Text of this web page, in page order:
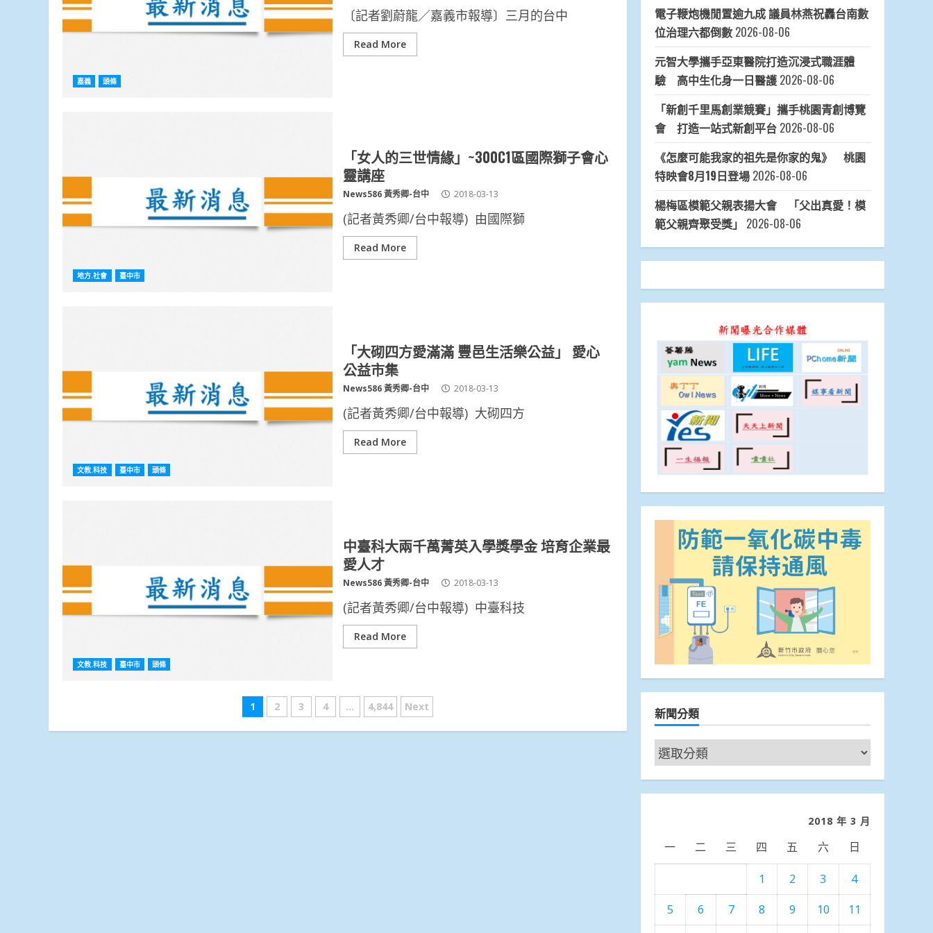
嘉義 頭條
〔記者劉蔚龍／嘉義市報導〕三月的台中
Read More
地方.社會 臺中市
「女人的三世情緣」~300C1區國際獅子會心
靈講座
News586 黃秀卿-台中 2018-03-13
(記者黃秀卿/台中報導) 由國際獅
Read More
文教.科技 臺中市 頭條
「大砌四方愛滿滿 豐邑生活樂公益」 愛心
公益市集
News586 黃秀卿-台中 2018-03-13
(記者黃秀卿/台中報導) 大砌四方
Read More
文教.科技 臺中市 頭條
中臺科大兩千萬菁英入學獎學金 培育企業最
愛人才
News586 黃秀卿-台中 2018-03-13
(記者黃秀卿/台中報導) 中臺科技
Read More
文
章
1 2 3 4 ... 4,844 Next
電子鞭炮機閒置逾九成 議員林燕祝轟台南數
位治理六都倒數 2026-08-06
元智大學攜手亞東醫院打造沉浸式職涯體
驗 高中生化身一日醫護 2026-08-06
「新創千里馬創業競賽」攜手桃園青創博覽
會 打造一站式新創平台 2026-08-06
《怎麼可能我家的祖先是你家的鬼》 桃園
特映會8月19日登場 2026-08-06
楊梅區模範父親表揚大會 「父出真愛！模
範父親齊聚受獎」 2026-08-06
新聞分類
新
聞
分
2018 年 3 月
一 二 三 四 五 六 日
1 2 3
4
5
6 7 8 9 10
11